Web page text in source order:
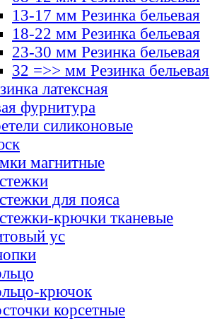
13-17 мм Резинка бельевая
18-22 мм Резинка бельевая
23-30 мм Резинка бельевая
32 =>> мм Резинка бельевая
латексная
фурнитура
силиконовые
магнитные
для пояса
крючки тканевые
ус
крючок
корсетные